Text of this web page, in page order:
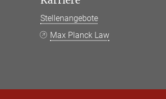
Stellenangebote
Max Planck Law